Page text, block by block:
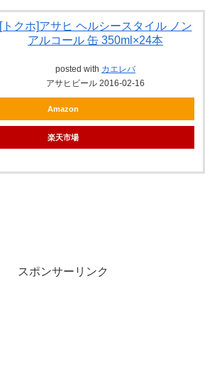
[トクホ]アサヒ ヘルシースタイル ノン
アルコール 缶 350ml×24本
posted with カエレバ
アサヒビール 2016-02-16
Amazon
楽天市場
スポンサーリンク